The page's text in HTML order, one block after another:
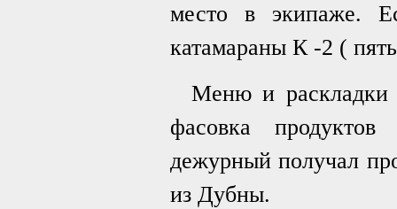
место в экипаже.
катамараны К -2 (
Меню и раскладки
фасовка
дежурный получал
из Дубны.